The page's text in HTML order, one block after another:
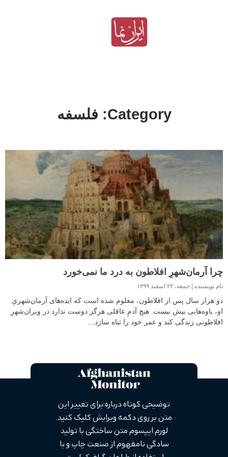
Category: فلسفه
چرا آرمان‌شهرِ افلاطون به درد ما نمی‌خورد
نام نویسنده جمعه، ۲۲ اسفند ۱۳۹۹
دو هزار سال پس از افلاطون، معلوم شده است که ایده‌های آرمان‌شهریِ
او، یاوه‌هایی بیش نیست. هیچ آدمِ عاقلی هرگز دوست ندارد در ویران‌شهرِ
افلاطونی زندگی کند و عمر خود را تباه سازد…
توضیحی کوتاه درباره: برای تغییر این
متن بر روی دکمه ویرایش کلیک کنید.
لورم ایپسوم متن ساختگی با تولید
سادگی نامفهوم از صنعت چاپ و با